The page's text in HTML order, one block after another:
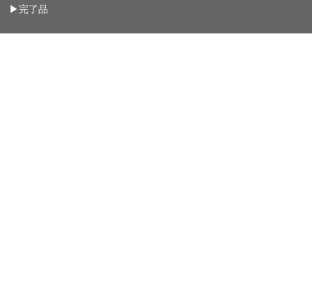
▶完了品